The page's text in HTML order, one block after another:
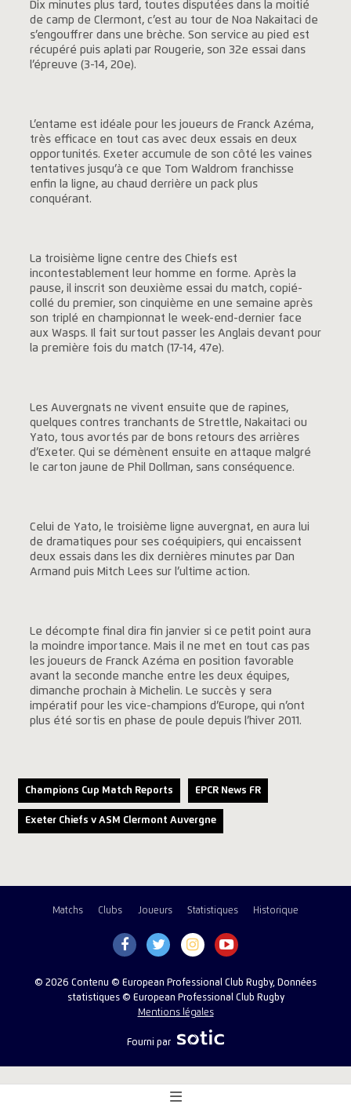
Dix minutes plus tard, toutes disputées dans la moitié
de camp de Clermont, c’est au tour de Noa Nakaitaci de
s’engouffrer dans une brèche. Son service au pied est
récupéré puis aplati par Rougerie, son 32e essai dans
l’épreuve (3-14, 20e).
L’entame est idéale pour les joueurs de Franck Azéma,
très efficace en tout cas avec deux essais en deux
opportunités. Exeter accumule de son côté les vaines
tentatives jusqu’à ce que Tom Waldrom franchisse
enfin la ligne, au chaud derrière un pack plus
conquérant.
La troisième ligne centre des Chiefs est
incontestablement leur homme en forme. Après la
pause, il inscrit son deuxième essai du match, copié-
collé du premier, son cinquième en une semaine après
son triplé en championnat le week-end-dernier face
aux Wasps. Il fait surtout passer les Anglais devant pour
la première fois du match (17-14, 47e).
Les Auvergnats ne vivent ensuite que de rapines,
quelques contres tranchants de Strettle, Nakaitaci ou
Yato, tous avortés par de bons retours des arrières
d’Exeter. Qui se démènent ensuite en attaque malgré
le carton jaune de Phil Dollman, sans conséquence.
Celui de Yato, le troisième ligne auvergnat, en aura lui
de dramatiques pour ses coéquipiers, qui encaissent
deux essais dans les dix dernières minutes par Dan
Armand puis Mitch Lees sur l’ultime action.
Le décompte final dira fin janvier si ce petit point aura
la moindre importance. Mais il ne met en tout cas pas
les joueurs de Franck Azéma en position favorable
avant la seconde manche entre les deux équipes,
dimanche prochain à Michelin. Le succès y sera
impératif pour les vice-champions d’Europe, qui n’ont
plus été sortis en phase de poule depuis l’hiver 2011.
Champions Cup Match Reports EPCR News FR
Exeter Chiefs v ASM Clermont Auvergne
Matchs Clubs Joueurs Statistiques Historique
© 2026 Contenu © European Professional Club Rugby, Données
statistiques © European Professional Club Rugby
Mentions légales
Fourni par